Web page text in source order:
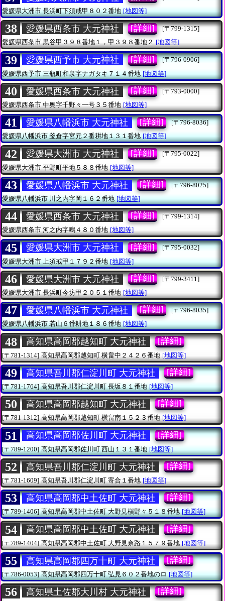
愛媛県大洲市長浜町下須戒甲８０２番地 [地図等]
38 愛媛県西条市 大元神社 [詳細]
[〒799-1315]
愛媛県西条市黒谷甲３９８番地１，甲３９８番地２ [地図等]
39 愛媛県西予市 大元神社 [詳細]
[〒796-0906]
愛媛県西予市三瓶町和泉字ナガタキ７１４番地 [地図等]
40 愛媛県西条市 大元神社 [詳細]
[〒793-0000]
愛媛県西条市中奥字千野々一号３５番地 [地図等]
41 愛媛県八幡浜市 大元神社 [詳細]
[〒796-8036]
愛媛県八幡浜市釜倉字宮元２番耕地１３１番地 [地図等]
42 愛媛県大洲市 大元神社 [詳細]
[〒795-0022]
愛媛県大洲市 平野町平地５８８番地 [地図等]
43 愛媛県八幡浜市 大元神社 [詳細]
[〒796-8025]
愛媛県八幡浜市川之内字岡１６２番地 [地図等]
44 愛媛県西条市 大元神社 [詳細]
[〒799-1314]
愛媛県西条市河之内字鳴４８０番地 [地図等]
45 愛媛県大洲市 大元神社 [詳細]
[〒795-0032]
愛媛県大洲市上須戒甲１７９２番地 [地図等]
46 愛媛県大洲市 大元神社 [詳細]
[〒799-3411]
愛媛県大洲市長浜町今坊甲２０５１番地 [地図等]
47 愛媛県八幡浜市 大元神社 [詳細]
[〒796-8035]
愛媛県八幡浜市若山６番耕地１８６番地 [地図等]
48 高知県高岡郡越知町 大元神社 [詳細]
[〒781-1314] 高知県高岡郡越知町 横畠中２４２６番地 [地図等]
49 高知県吾川郡仁淀川町 大元神社 [詳細]
[〒781-1764] 高知県吾川郡仁淀川町長坂８１番地 [地図等]
50 高知県高岡郡越知町 大元神社 [詳細]
[〒781-1312] 高知県高岡郡越知町横畠南１５２３番地 [地図等]
51 高知県高岡郡佐川町 大元神社 [詳細]
[〒789-1200] 高知県高岡郡佐川町西山１３１番地 [地図等]
52 高知県吾川郡仁淀川町 大元神社 [詳細]
[〒781-1609] 高知県吾川郡仁淀川町寄合１番地 [地図等]
53 高知県高岡郡中土佐町 大元神社 [詳細]
[〒789-1406] 高知県高岡郡中土佐町大野見槇野々５１８番地 [地図等]
54 高知県高岡郡中土佐町 大元神社 [詳細]
[〒789-1404] 高知県高岡郡中土佐町 大野見奈路１５７９番地 [地図等]
55 高知県高岡郡四万十町 大元神社 [詳細]
[〒786-0053] 高知県高岡郡四万十町弘見６０２番地のロ [地図等]
56 高知県土佐郡大川村 大元神社 [詳細]